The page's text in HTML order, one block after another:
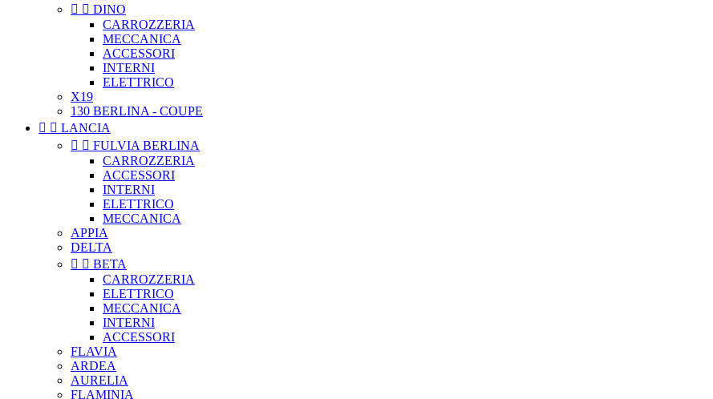
  DINO
CARROZZERIA
MECCANICA
ACCESSORI
INTERNI
ELETTRICO
X19
130 BERLINA - COUPE
  LANCIA
  FULVIA BERLINA
CARROZZERIA
ACCESSORI
INTERNI
ELETTRICO
MECCANICA
APPIA
DELTA
  BETA
CARROZZERIA
ELETTRICO
MECCANICA
INTERNI
ACCESSORI
FLAVIA
ARDEA
AURELIA
FLAMINIA